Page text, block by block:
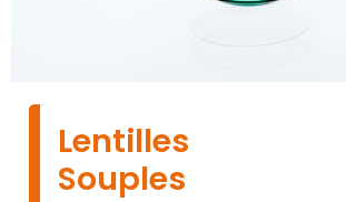
Lentilles
Souples